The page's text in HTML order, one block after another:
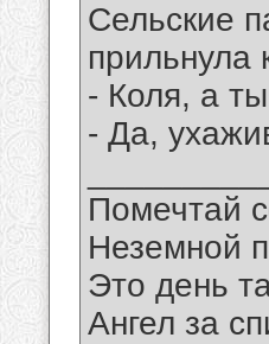
Сельские
прильнула
- Коля, а
- Да,
Помечтай
Неземной
Это день
Ангел за